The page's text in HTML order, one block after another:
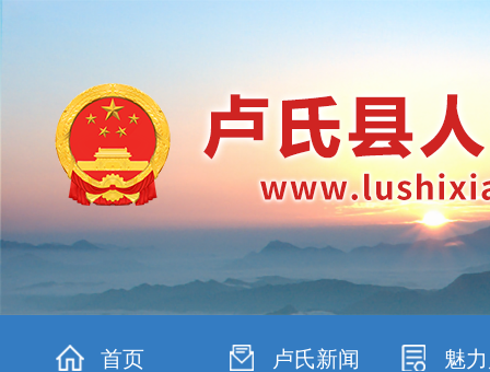
首页 卢氏新闻 魅